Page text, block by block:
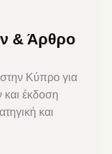
& Άρθρο
στην Κύπρο για
έκδοση
και